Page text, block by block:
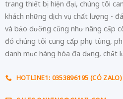
trang thiết bị hiện đại, chúng tôi
khách những dịch vụ chất lượng -
và bảo dưỡng cũng như nâng cấp
đó chúng tôi cung cấp phụ tùng,
danh mục hàng hóa đa dạng, chất
HOTLINE1: 0353896195 (CÓ ZALO)